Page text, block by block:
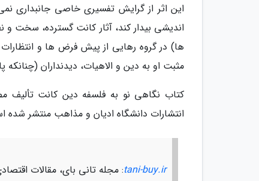
این اثر از گرایش تفسیری خاصی جانبداری
اندیشی بیدار کند، آثار کانت گسترده، سخت و
ها) در گروه رهایی از پیش فرض ها و
مثبت او به دین و الاهیات، دیدنداران
انتشارات دانشگاه ادیان و مذاهب منتشر شده
tani-buy.ir: مجله تانی بای، مقالات